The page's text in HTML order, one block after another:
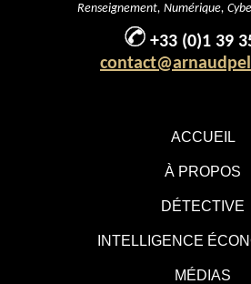
ACCUEIL
À PROPOS
DÉTECTIVE
INTELLIGENCE
MÉDIAS
Renseignement, Numérique,
+33 (0)1 39